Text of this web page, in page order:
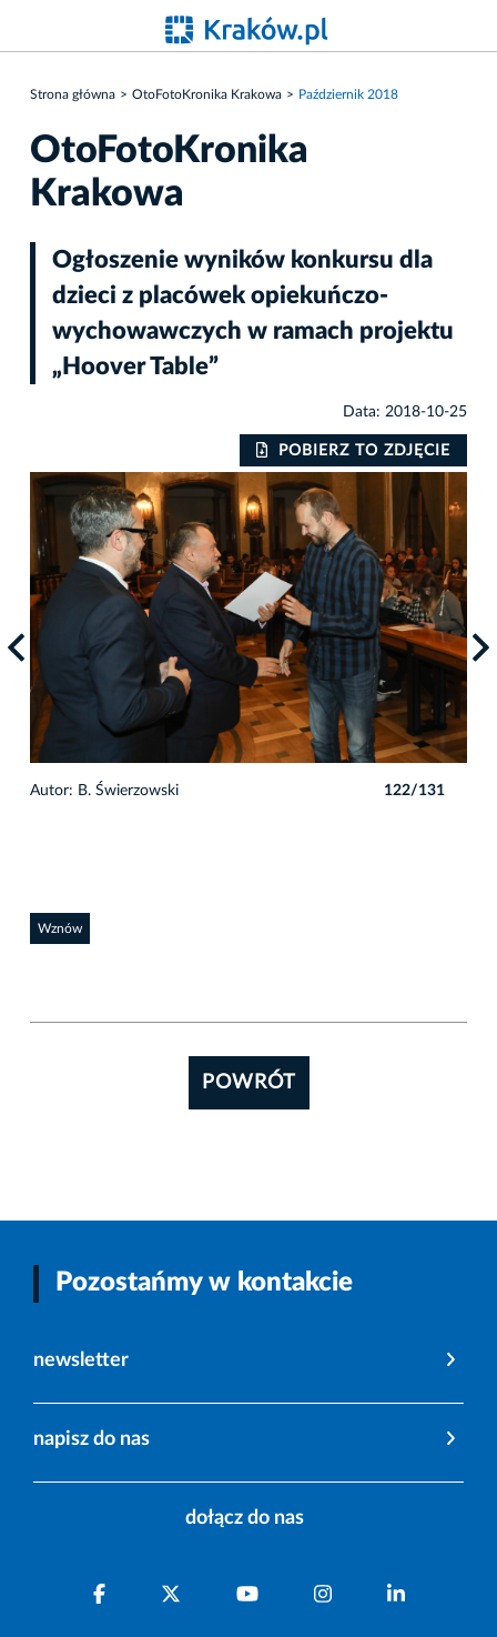
Strona główna OtoFotoKronika Krakowa Październik 2018
OtoFotoKronika
Krakowa
Ogłoszenie wyników konkursu dla
dzieci z placówek opiekuńczo-
wychowawczych w ramach projektu
„Hoover Table”
Data: 2018-10-25
POBIERZ TO ZDJĘCIE
Autor: B. Świerzowski 122/131
Wznów
POWRÓT
Pozostańmy w kontakcie
newsletter
napisz do nas
dołącz do nas